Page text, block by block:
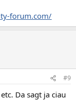
forum.com/
#9
Da sagt ja ciau